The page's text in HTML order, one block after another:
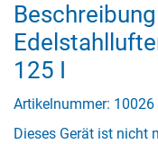
Beschreibung
125 I
Artikelnummer: 10026
Dieses Gerät ist nicht